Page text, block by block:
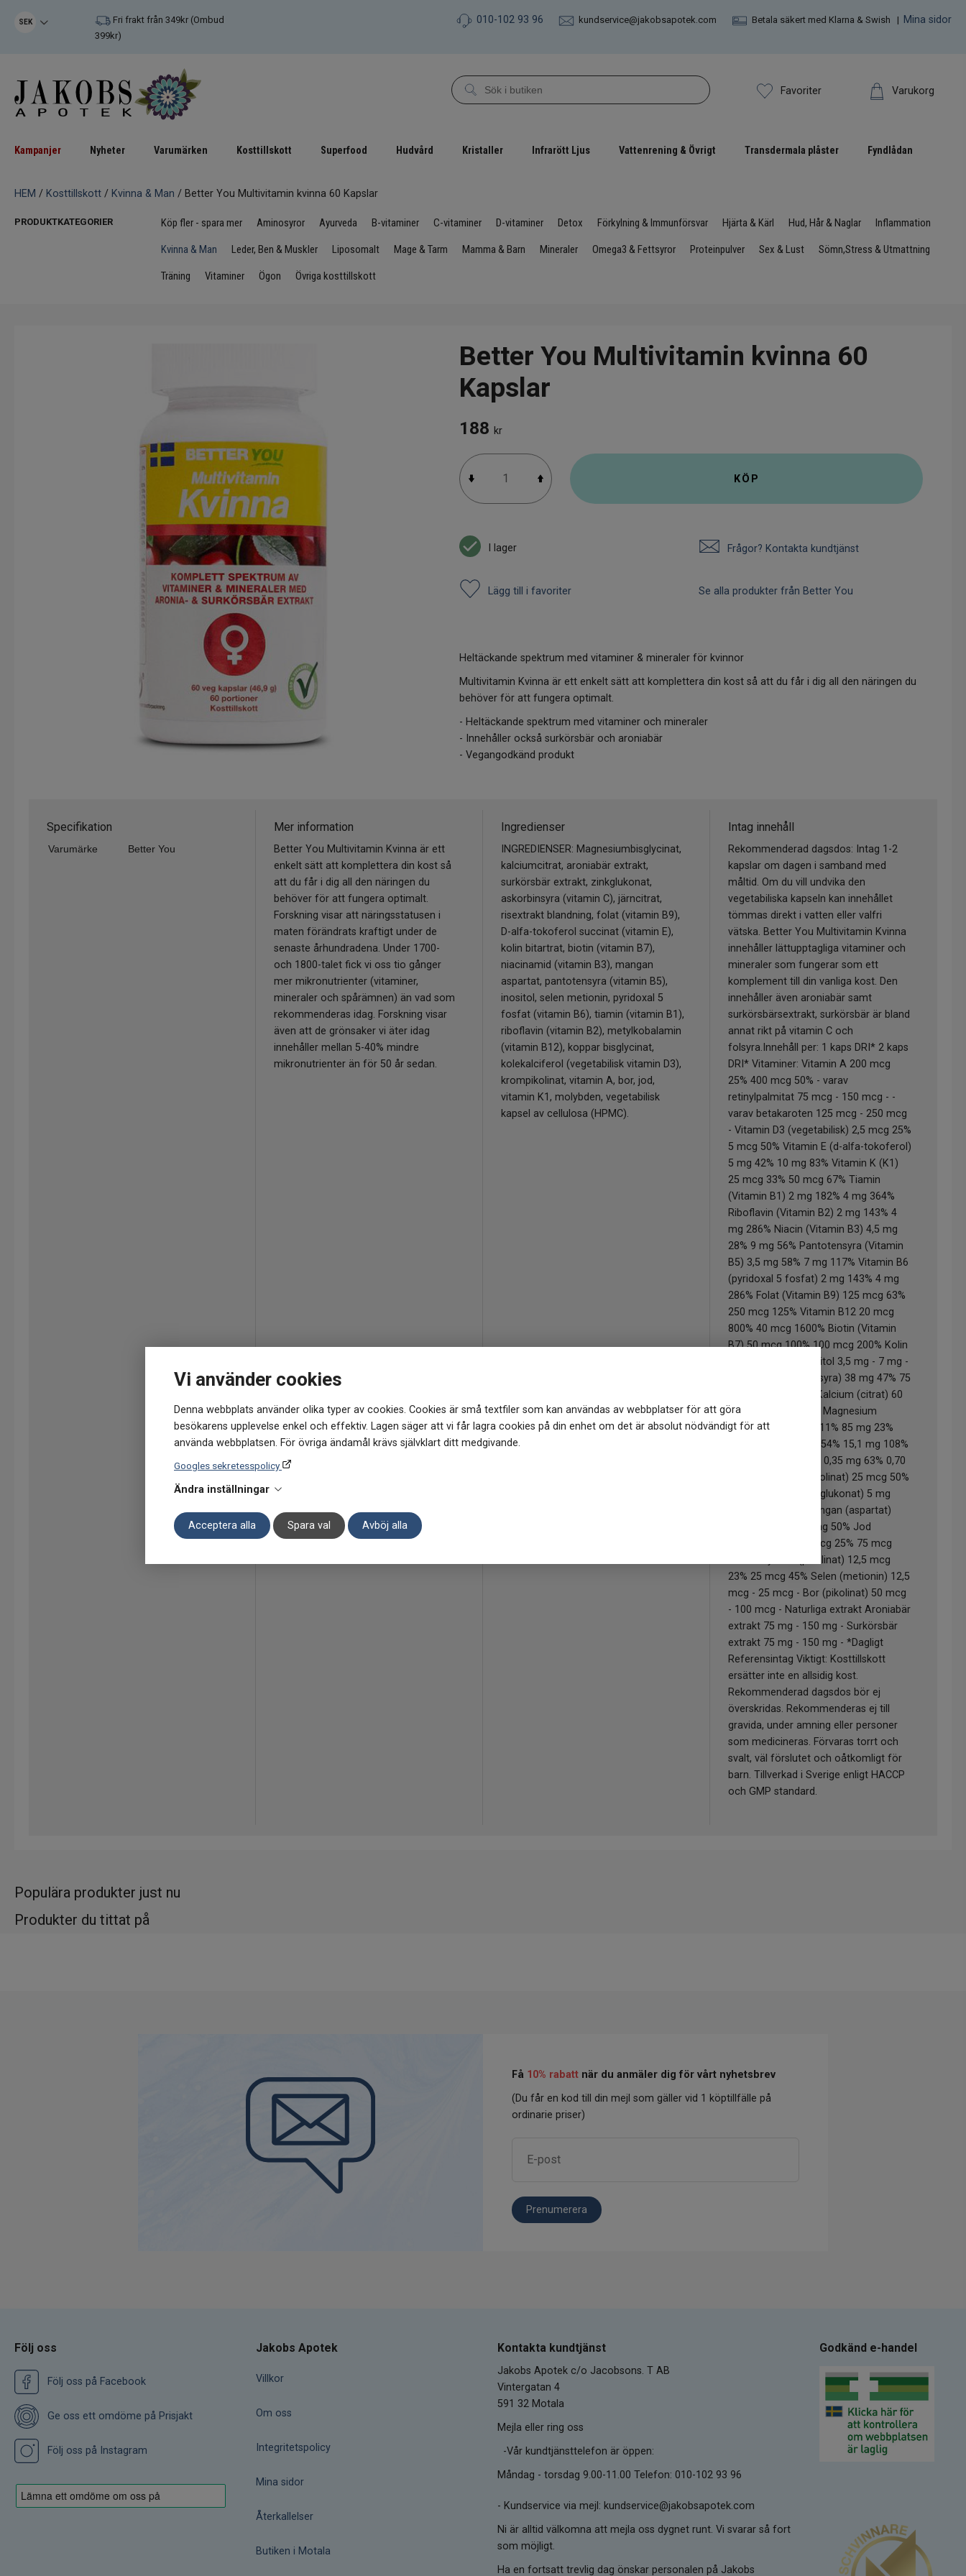
Vi använder cookies
Denna webbplats använder olika typer av cookies. Cookies är små textfiler som kan användas av webbplatser för att göra
besökarens upplevelse enkel och effektiv. Lagen säger att vi får lagra cookies på din enhet om det är absolut nödvändigt för att
använda webbplatsen. För övriga ändamål krävs självklart ditt medgivande.
Googles sekretesspolicy
Ändra inställningar
Acceptera alla Spara val Avböj alla
SEK
Fri frakt från 349kr (Ombud
399kr)
010-102 93 96 kundservice@jakobsapotek.com Betala säkert med Klarna & Swish | Mina sidor
Favoriter Varukorg
Kampanjer Nyheter Varumärken Kosttillskott Superfood Hudvård Kristaller Infrarött Ljus Vattenrening & Övrigt Transdermala plåster Fyndlådan
HEM / Kosttillskott / Kvinna & Man / Better You Multivitamin kvinna 60 Kapslar
PRODUKTKATEGORIER Köp fler - spara mer Aminosyror Ayurveda B-vitaminer C-vitaminer D-vitaminer Detox Förkylning & Immunförsvar Hjärta & Kärl Hud, Hår & Naglar Inflammation
Kvinna & Man Leder, Ben & Muskler Liposomalt Mage & Tarm Mamma & Barn Mineraler Omega3 & Fettsyror Proteinpulver Sex & Lust Sömn,Stress & Utmattning
Träning Vitaminer Ögon Övriga kosttillskott
Better You Multivitamin kvinna 60
Kapslar
188kr
KÖP
I lager Frågor? Kontakta kundtjänst
Lägg till i favoriter Se alla produkter från Better You
Heltäckande spektrum med vitaminer & mineraler för kvinnor
Multivitamin Kvinna är ett enkelt sätt att komplettera din kost så att du får i dig all den näringen du
behöver för att fungera optimalt.
- Heltäckande spektrum med vitaminer och mineraler
- Innehåller också surkörsbär och aroniabär
- Vegangodkänd produkt
Specifikation
Varumärke Better You
Mer information
Better You Multivitamin Kvinna är ett
enkelt sätt att komplettera din kost så
att du får i dig all den näringen du
behöver för att fungera optimalt.
Forskning visar att näringsstatusen i
maten förändrats kraftigt under de
senaste århundradena. Under 1700-
och 1800-talet fick vi oss tio gånger
mer mikronutrienter (vitaminer,
mineraler och spårämnen) än vad som
rekommenderas idag. Forskning visar
även att de grönsaker vi äter idag
innehåller mellan 5-40% mindre
mikronutrienter än för 50 år sedan.
Ingredienser
INGREDIENSER: Magnesiumbisglycinat,
kalciumcitrat, aroniabär extrakt,
surkörsbär extrakt, zinkglukonat,
askorbinsyra (vitamin C), järncitrat,
risextrakt blandning, folat (vitamin B9),
D-alfa-tokoferol succinat (vitamin E),
kolin bitartrat, biotin (vitamin B7),
niacinamid (vitamin B3), mangan
aspartat, pantotensyra (vitamin B5),
inositol, selen metionin, pyridoxal 5
fosfat (vitamin B6), tiamin (vitamin B1),
riboflavin (vitamin B2), metylkobalamin
(vitamin B12), koppar bisglycinat,
kolekalciferol (vegetabilisk vitamin D3),
krompikolinat, vitamin A, bor, jod,
vitamin K1, molybden, vegetabilisk
kapsel av cellulosa (HPMC).
Intag innehåll
Rekommenderad dagsdos: Intag 1-2
kapslar om dagen i samband med
måltid. Om du vill undvika den
vegetabiliska kapseln kan innehållet
tömmas direkt i vatten eller valfri
vätska. Better You Multivitamin Kvinna
innehåller lättupptagliga vitaminer och
mineraler som fungerar som ett
komplement till din vanliga kost. Den
innehåller även aroniabär samt
surkörsbärsextrakt, surkörsbär är bland
annat rikt på vitamin C och
folsyra.Innehåll per: 1 kaps DRI* 2 kaps
DRI* Vitaminer: Vitamin A 200 mcg
25% 400 mcg 50% - varav
retinylpalmitat 75 mcg - 150 mcg - -
varav betakaroten 125 mcg - 250 mcg
- Vitamin D3 (vegetabilisk) 2,5 mcg 25%
5 mcg 50% Vitamin E (d-alfa-tokoferol)
5 mg 42% 10 mg 83% Vitamin K (K1)
25 mcg 33% 50 mcg 67% Tiamin
(Vitamin B1) 2 mg 182% 4 mg 364%
Riboflavin (Vitamin B2) 2 mg 143% 4
mg 286% Niacin (Vitamin B3) 4,5 mg
28% 9 mg 56% Pantotensyra (Vitamin
B5) 3,5 mg 58% 7 mg 117% Vitamin B6
(pyridoxal 5 fosfat) 2 mg 143% 4 mg
286% Folat (Vitamin B9) 125 mcg 63%
250 mcg 125% Vitamin B12 20 mcg
800% 40 mcg 1600% Biotin (Vitamin
B7) 50 mcg 100% 100 mcg 200% Kolin
5 mg - 10 mg - Inositol 3,5 mg - 7 mg -
Vitamin C (askorbinsyra) 38 mg 47% 75
mg 94% Mineraler: Kalcium (citrat) 60
mg 8% 120 mg 15% Magnesium
(bisglycinat) 43 mg 11% 85 mg 23%
Järn (citrat) 7,6 mg 54% 15,1 mg 108%
Koppar (bisglycinat) 0,35 mg 63% 0,70
mg 125% Krom (pikolinat) 25 mcg 50%
50 mcg 100% Zink (glukonat) 5 mg
32% 10 mg 63% Mangan (aspartat)
0,63 mg 25% 1,26 mg 50% Jod
(kaliumjodit) 37,5 mcg 25% 75 mcg
50% Molybden (pikolinat) 12,5 mcg
23% 25 mcg 45% Selen (metionin) 12,5
mcg - 25 mcg - Bor (pikolinat) 50 mcg
- 100 mcg - Naturliga extrakt Aroniabär
extrakt 75 mg - 150 mg - Surkörsbär
extrakt 75 mg - 150 mg - *Dagligt
Referensintag Viktigt: Kosttillskott
ersätter inte en allsidig kost.
Rekommenderad dagsdos bör ej
överskridas. Rekommenderas ej till
gravida, under amning eller personer
som medicineras. Förvaras torrt och
svalt, väl förslutet och oåtkomligt för
barn. Tillverkad i Sverige enligt HACCP
och GMP standard.
Populära produkter just nu
Produkter du tittat på
Få 10% rabatt när du anmäler dig för vårt nyhetsbrev
(Du får en kod till din mejl som gäller vid 1 köptillfälle på
ordinarie priser)
Prenumerera
Följ oss
Följ oss på Facebook
Ge oss ett omdöme på Prisjakt
Följ oss på Instagram
Jakobs Apotek
Villkor
Om oss
Integritetspolicy
Mina sidor
Återkallelser
Butiken i Motala
Kontakta kundtjänst
Jakobs Apotek c/o Jacobsons. T AB
Vintergatan 4
591 32 Motala
Mejla eller ring oss
-Vår kundtjänsttelefon är öppen:
Måndag - torsdag 9.00-11.00 Telefon: 010-102 93 96
- Kundservice via mejl: kundservice@jakobsapotek.com
Ni är alltid välkomna att mejla oss dygnet runt. Vi svarar så fort
som möjligt.
Ha en fortsatt trevlig dag önskar personalen på Jakobs
Godkänd e-handel